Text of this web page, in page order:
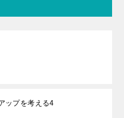
ップを考える4